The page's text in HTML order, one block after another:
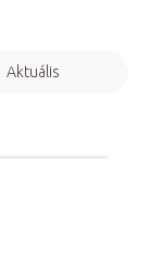
Aktuális